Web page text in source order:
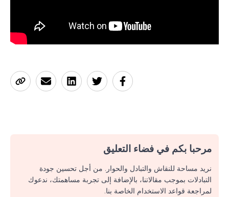
مرحبا بكم في فضاء التعليق
نريد مساحة للنقاش والتبادل والحوار. من أجل تحسين جودة
التبادلات بموجب مقالاتنا، بالإضافة إلى تجربة مساهمتك، ندعوك
لمراجعة قواعد الاستخدام الخاصة بنا.